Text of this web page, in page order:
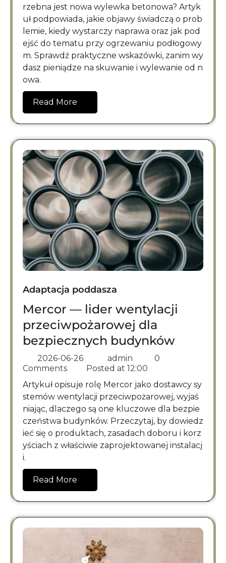
rzebna jest nowa wylewka betonowa? Artyk
uł podpowiada, jakie objawy świadczą o prob
lemie, kiedy wystarczy naprawa oraz jak pod
ejść do tematu przy ogrzewaniu podłogowy
m. Sprawdź praktyczne wskazówki, zanim wy
dasz pieniądze na skuwanie i wylewanie od n
owa.
Read More
Adaptacja poddasza
Mercor — lider wentylacji
przeciwpożarowej dla
bezpiecznych budynków
2026-06-26 admin
0
Comments
Posted at 12:00
Artykuł opisuje rolę Mercor jako dostawcy sy
stemów wentylacji przeciwpożarowej, wyjaś
niając, dlaczego są one kluczowe dla bezpie
czeństwa budynków. Przeczytaj, by dowiedz
ieć się o produktach, zasadach doboru i korz
yściach z właściwie zaprojektowanej instalacj
i.
Read More